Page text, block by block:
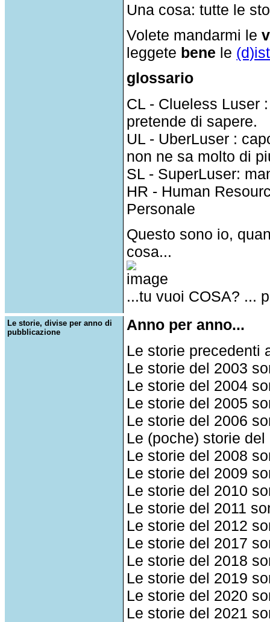
Una cosa: tutte le
Volete mandarmi le
leggete bene le
glossario
CL - Clueless Luser
pretende di sapere.
UL - UberLuser :
non ne sa molto di
SL - SuperLuser:
HR - Human
Personale
Questo sono io,
cosa...
...tu vuoi COSA? ...
Le storie, divise per anno di
pubblicazione
Anno per anno...
Le storie precedenti
Le storie del 2003
Le storie del 2004
Le storie del 2005
Le storie del 2006
Le (poche) storie
Le storie del 2008
Le storie del 2009
Le storie del 2010
Le storie del 2011
Le storie del 2012
Le storie del 2017
Le storie del 2018
Le storie del 2019
Le storie del 2020
Le storie del 2021